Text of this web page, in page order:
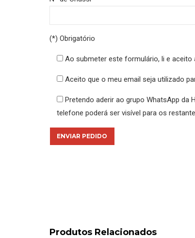
(*) Obrigatório
Ao submeter este formulário, li e aceito
Aceito que o meu email seja utilizado
Pretendo aderir ao grupo WhatsApp da
telefone poderá ser visível para os
Produtos Relacionados